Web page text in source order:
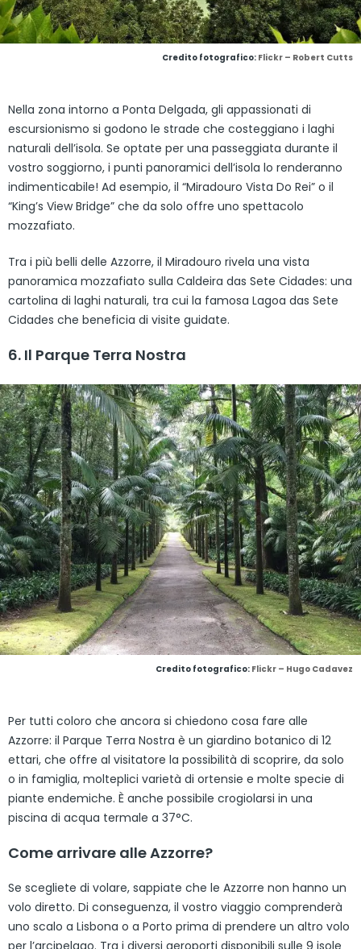
Credito fotografico: Flickr – Robert Cutts
Nella zona intorno a Ponta Delgada, gli appassionati di
escursionismo si godono le strade che costeggiano i laghi
naturali dell’isola. Se optate per una passeggiata durante il
vostro soggiorno, i punti panoramici dell’isola lo renderanno
indimenticabile! Ad esempio, il “Miradouro Vista Do Rei” o il
“King’s View Bridge” che da solo offre uno spettacolo
mozzafiato.
Tra i più belli delle Azzorre, il Miradouro rivela una vista
panoramica mozzafiato sulla Caldeira das Sete Cidades: una
cartolina di laghi naturali, tra cui la famosa Lagoa das Sete
Cidades che beneficia di visite guidate.
6. Il Parque Terra Nostra
Credito fotografico: Flickr – Hugo Cadavez
Per tutti coloro che ancora si chiedono cosa fare alle
Azzorre: il Parque Terra Nostra è un giardino botanico di 12
ettari, che offre al visitatore la possibilità di scoprire, da solo
o in famiglia, molteplici varietà di ortensie e molte specie di
piante endemiche. È anche possibile crogiolarsi in una
piscina di acqua termale a 37°C.
Come arrivare alle Azzorre?
Se scegliete di volare, sappiate che le Azzorre non hanno un
volo diretto. Di conseguenza, il vostro viaggio comprenderà
uno scalo a Lisbona o a Porto prima di prendere un altro volo
per l’arcipelago. Tra i diversi aeroporti disponibili sulle 9 isole